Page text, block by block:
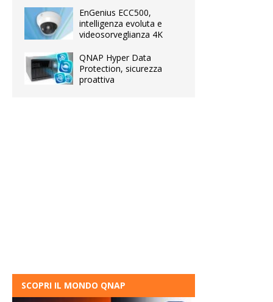
EnGenius ECC500,
intelligenza evoluta e
videosorveglianza 4K
QNAP Hyper Data
Protection, sicurezza
proattiva
SCOPRI IL MONDO QNAP